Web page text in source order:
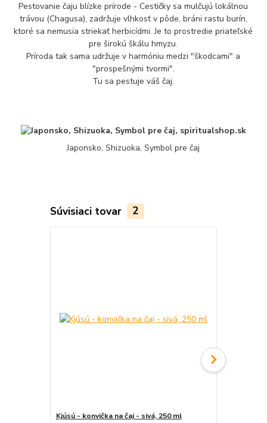
Pestovanie čaju blízke prírode - Cestičky sa mulčujú lokálnou
trávou (Chagusa), zadržuje vlhkosť v pôde, bráni rastu burín,
ktoré sa nemusia striekať herbicídmi. Je to prostredie priateľské
pre širokú škálu hmyzu.
Príroda tak sama udržuje v harmóniu medzi "škodcami" a
"prospešnými tvormi".
Tu sa pestuje váš čaj.
Japonsko, Shizuoka, Symbol pre čaj
Súvisiaci tovar 2
Kjúsú - konvička na čaj - sivá, 250 ml